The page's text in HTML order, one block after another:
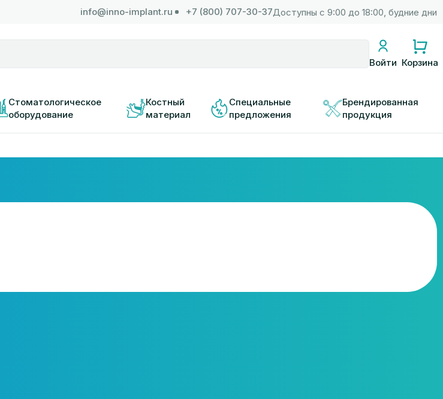
info@inno-implant.ru +7 (800) 707-30-37Доступны с 9:00 до 18:00, будние дни
Войти Корзина
Стоматологическое
оборудование
Костный
материал
Специальные
предложения
Брендированная
продукция